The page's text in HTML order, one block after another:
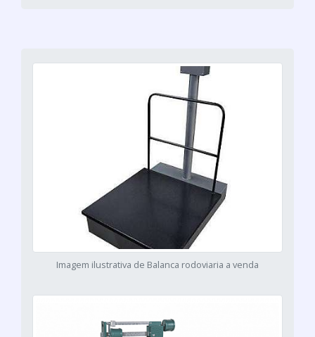
Imagem ilustrativa de Balanca rodoviaria a venda